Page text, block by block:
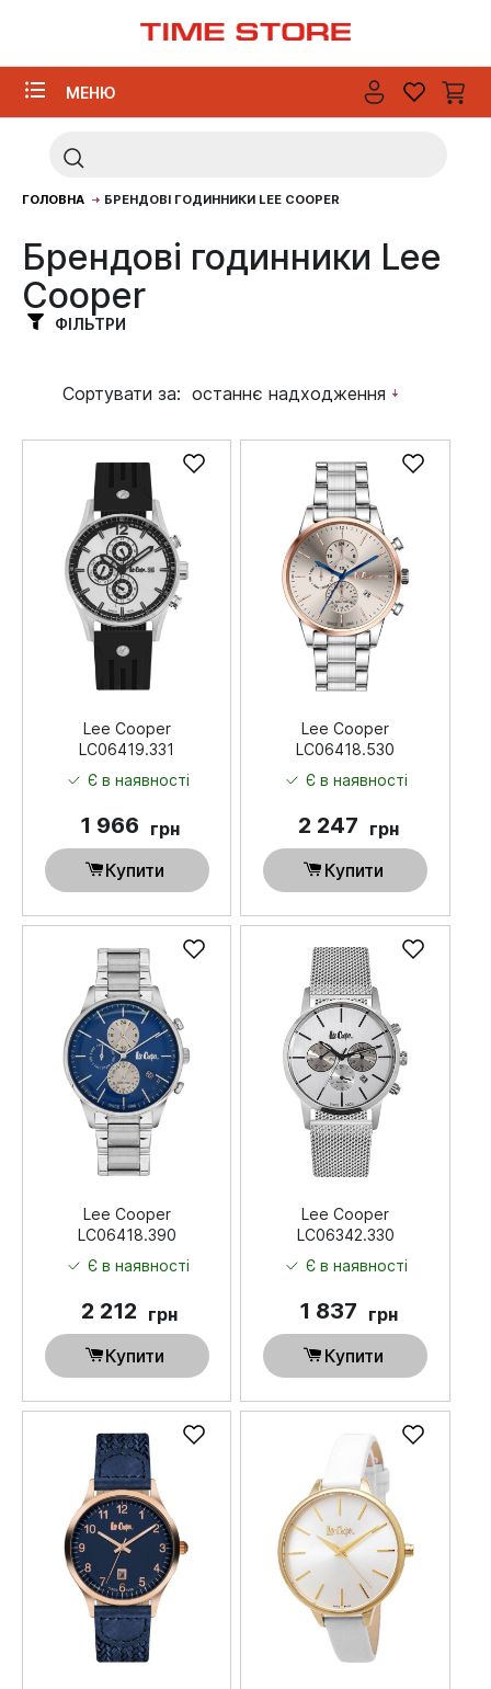
МЕНЮ
ГОЛОВНА БРЕНДОВІ ГОДИННИКИ LEE COOPER
ФІЛЬТРИ
Брендові годинники Lee
Cooper
Сортувати за: останнє надходження
Lee Cooper
LC06419.331
Є в наявності
1 966 грн
Купити
Lee Cooper
LC06418.530
Є в наявності
2 247 грн
Купити
Lee Cooper
LC06418.390
Є в наявності
2 212 грн
Купити
Lee Cooper
LC06342.330
Є в наявності
1 837 грн
Купити